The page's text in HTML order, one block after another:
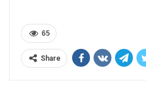
65
Share